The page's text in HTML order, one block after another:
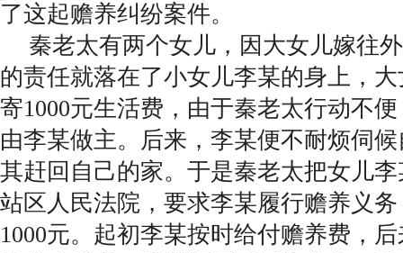
了这起赡养纠纷案件。
秦老太有两个女儿，因大女儿嫁往
的责任就落在了小女儿李某的身上，
寄1000元生活费，由于秦老太行动不
由李某做主。后来，李某便不耐烦伺
其赶回自己的家。于是秦老太把女儿
站区人民法院，要求李某履行赡养义
1000元。起初李某按时给付赡养费，